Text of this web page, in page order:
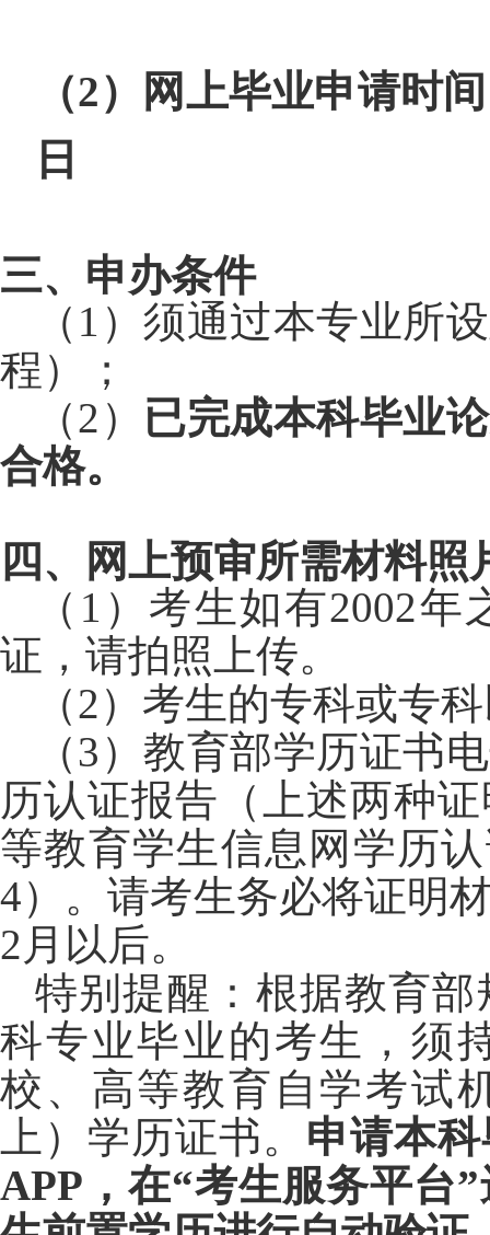
（2）网上毕业申请时
日
三、申办条件
（1）须通过本专业所
程）；
（2 ） 已完成本科毕业
合格。
四、网上预审所需材料照
（1）考生如有2002
证，请拍照上传。
（2）考生的专科或专
（3）教育部学历证书
历认证报告（上述两种
等教育学生信息网学历
4）。请考生务必将证明
2月以后。
特别提醒：根据教育
科专业毕业的考生，须
校、高等教育自学考试
上）学历证书。 申请本
APP ，在“考生服务平台